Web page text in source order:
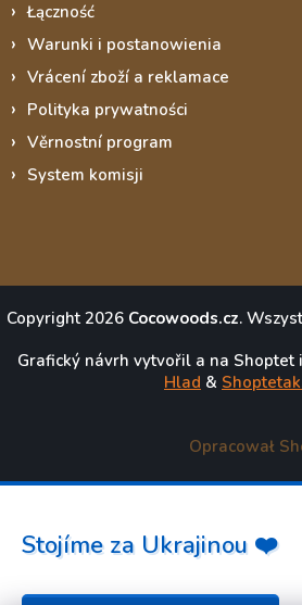
Łączność
Warunki i postanowienia
Vrácení zboží a reklamace
Polityka prywatności
Věrnostní program
System komisji
Copyright 2026 Cocowoods.cz.
Grafický návrh vytvořil a na
Hlad &
Opracował
Stojíme za Ukrajinou ❤️